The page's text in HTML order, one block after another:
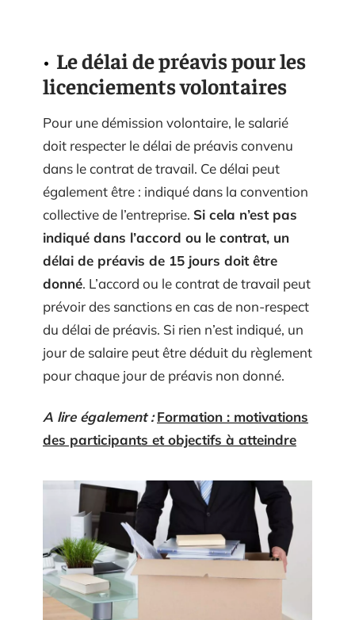
Le délai de préavis pour les
licenciements volontaires
Pour une démission volontaire, le salarié
doit respecter le délai de préavis convenu
dans le contrat de travail. Ce délai peut
également être : indiqué dans la convention
collective de l’entreprise. Si cela n’est pas
indiqué dans l’accord ou le contrat, un
délai de préavis de 15 jours doit être
donné. L’accord ou le contrat de travail peut
prévoir des sanctions en cas de non-respect
du délai de préavis. Si rien n’est indiqué, un
jour de salaire peut être déduit du règlement
pour chaque jour de préavis non donné.
A lire également : Formation : motivations
des participants et objectifs à atteindre